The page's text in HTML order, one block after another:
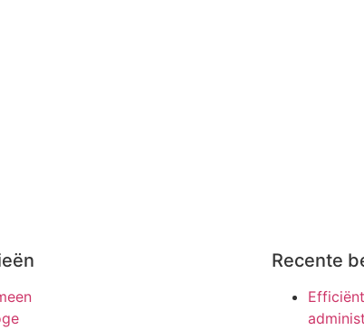
Recente